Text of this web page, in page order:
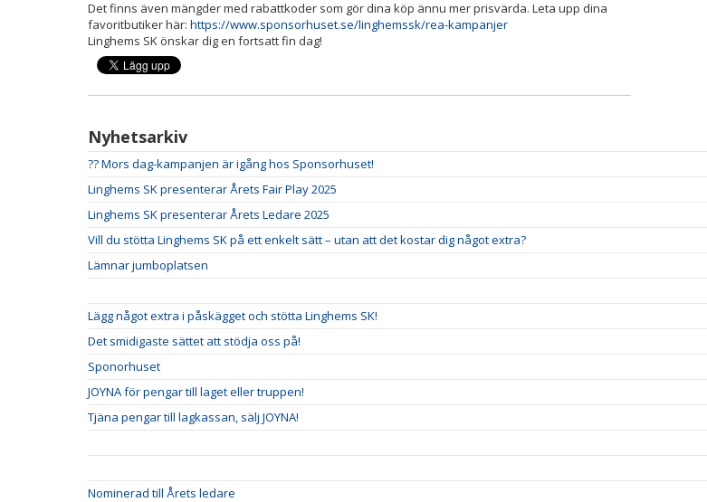
Det finns även mängder med rabattkoder som gör dina köp ännu mer prisvärda. Leta upp dina
favoritbutiker här: https://www.sponsorhuset.se/linghemssk/rea-kampanjer
Linghems SK önskar dig en fortsatt fin dag!
Nyhetsarkiv
?? Mors dag-kampanjen är igång hos Sponsorhuset!
Linghems SK presenterar Årets Fair Play 2025
Linghems SK presenterar Årets Ledare 2025
Vill du stötta Linghems SK på ett enkelt sätt – utan att det kostar dig något extra?
Lämnar jumboplatsen
Lägg något extra i påskägget och stötta Linghems SK!
Det smidigaste sättet att stödja oss på!
Sponorhuset
JOYNA för pengar till laget eller truppen!
Tjäna pengar till lagkassan, sälj JOYNA!
Nominerad till Årets ledare